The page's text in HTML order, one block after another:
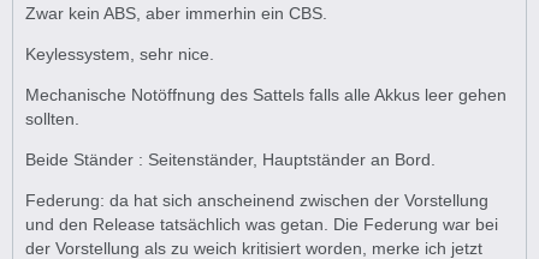
Zwar kein ABS, aber immerhin ein CBS.
Keylessystem, sehr nice.
Mechanische Notöffnung des Sattels falls alle Akkus leer gehen
sollten.
Beide Ständer : Seitenständer, Hauptständer an Bord.
Federung: da hat sich anscheinend zwischen der Vorstellung
und den Release tatsächlich was getan. Die Federung war bei
der Vorstellung als zu weich kritisiert worden, merke ich jetzt